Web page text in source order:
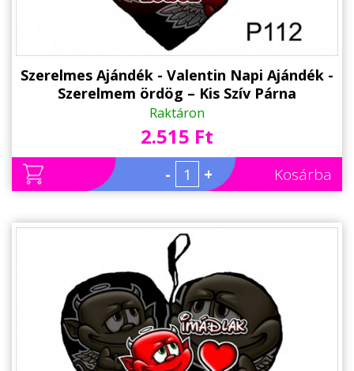
Szerelmes Ajándék - Valentin Napi Ajándék -
Szerelmem ördög – Kis Szív Párna
Raktáron
2.515 Ft
- + Kosárba